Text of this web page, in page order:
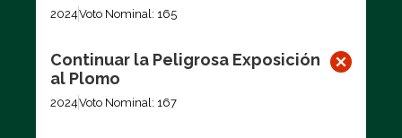
2024Voto Nominal: 165
Continuar la Peligrosa Exposición
al Plomo
2024Voto Nominal: 167